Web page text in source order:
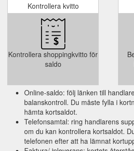
Kontrollera kvitto
Kontrollera shoppingkvitto för
saldo
Online-saldo: följ länken till
balanskontroll. Du måste fylla i
hämta kortsaldot.
Telefonsamtal: ring handlarens
om du kan kontrollera kortsaldot.
telefonen efter att ha lämnat